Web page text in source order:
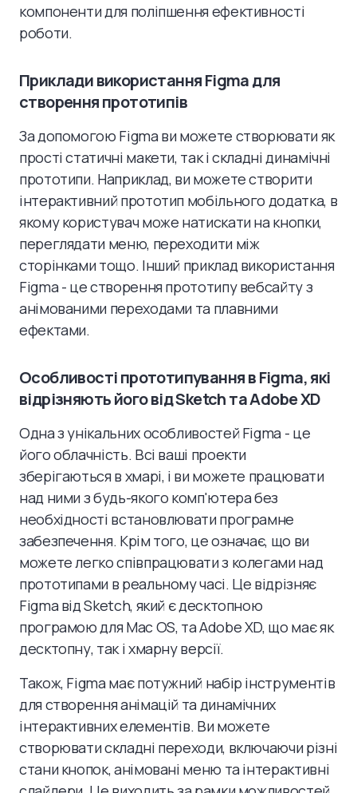
компоненти для поліпшення ефективності
роботи.
Приклади використання Figma для
створення прототипів
За допомогою Figma ви можете створювати як
прості статичні макети, так і складні динамічні
прототипи. Наприклад, ви можете створити
інтерактивний прототип мобільного додатка, в
якому користувач може натискати на кнопки,
переглядати меню, переходити між
сторінками тощо. Інший приклад використання
Figma - це створення прототипу вебсайту з
анімованими переходами та плавними
ефектами.
Особливості прототипування в Figma, які
відрізняють його від Sketch та Adobe XD
Одна з унікальних особливостей Figma - це
його облачність. Всі ваші проекти
зберігаються в хмарі, і ви можете працювати
над ними з будь-якого комп'ютера без
необхідності встановлювати програмне
забезпечення. Крім того, це означає, що ви
можете легко співпрацювати з колегами над
прототипами в реальному часі. Це відрізняє
Figma від Sketch, який є десктопною
програмою для Mac OS, та Adobe XD, що має як
десктопну, так і хмарну версії.
Також, Figma має потужний набір інструментів
для створення анімацій та динамічних
інтерактивних елементів. Ви можете
створювати складні переходи, включаючи різні
стани кнопок, анімовані меню та інтерактивні